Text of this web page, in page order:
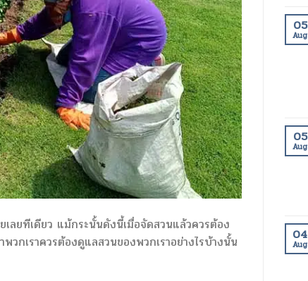
ลยทีเดียว แม้กระนั้นดังนี้เมื่อจัดสวนแล้วควรต้อง
กเราควรต้องดูแลสวนของพวกเราอย่างไรบ้างนั้น
05
Aug
05
Aug
04
Aug